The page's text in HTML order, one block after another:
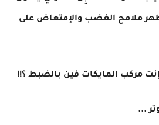
ملامح الغضب والإمتعاض على
مركب المايكات فين بالضبط ؟!!
...